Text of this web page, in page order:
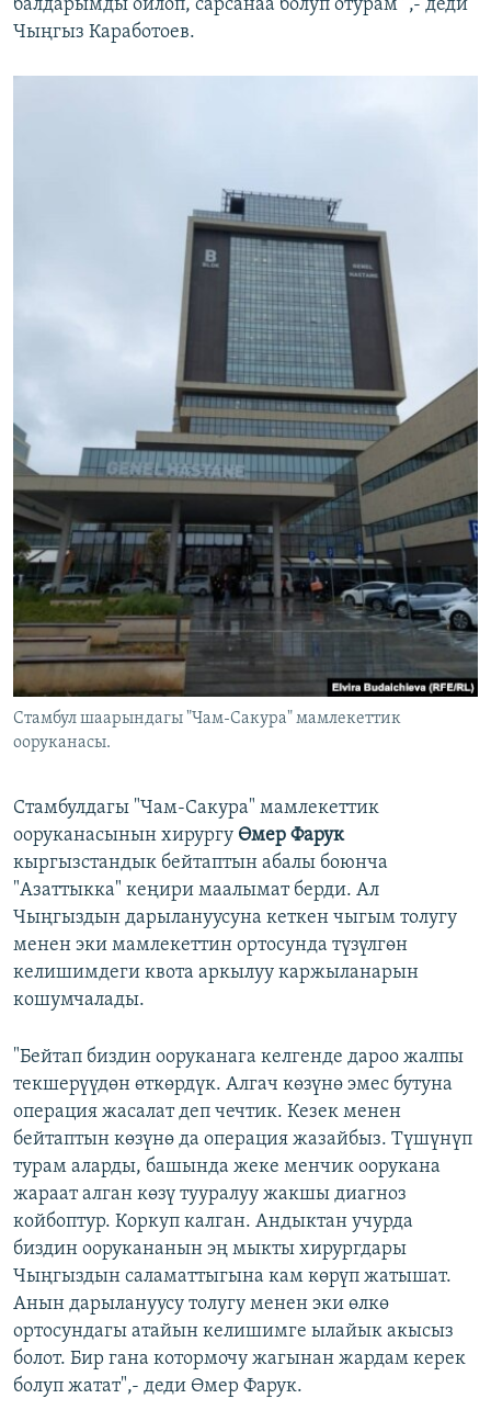
балдарымды ойлоп, сарсанаа болуп отурам" ,- деди
Чыңгыз Каработоев.
Стамбул шаарындагы "Чам-Сакура" мамлекеттик
ооруканасы.
Стамбулдагы "Чам-Сакура" мамлекеттик
ооруканасынын хирургу Өмер Фарук
кыргызстандык бейтаптын абалы боюнча
"Азаттыкка" кеңири маалымат берди. Ал
Чыңгыздын дарылануусуна кеткен чыгым толугу
менен эки мамлекеттин ортосунда түзүлгөн
келишимдеги квота аркылуу каржыланарын
кошумчалады.
"Бейтап биздин ооруканага келгенде дароо жалпы
текшерүүдөн өткөрдүк. Алгач көзүнө эмес бутуна
операция жасалат деп чечтик. Кезек менен
бейтаптын көзүнө да операция жазайбыз. Түшүнүп
турам аларды, башында жеке менчик оорукана
жараат алган көзү тууралуу жакшы диагноз
койбоптур. Коркуп калган. Андыктан учурда
биздин оорукананын эң мыкты хирургдары
Чыңгыздын саламаттыгына кам көрүп жатышат.
Анын дарылануусу толугу менен эки өлкө
ортосундагы атайын келишимге ылайык акысыз
болот. Бир гана котормочу жагынан жардам керек
болуп жатат",- деди Өмер Фарук.